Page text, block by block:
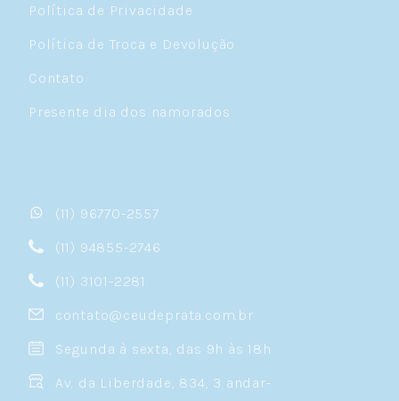
Política de Privacidade
Política de Troca e Devolução
Contato
Presente dia dos namorados
(11) 96770-2557
(11) 94855-2746
(11) 3101-2281
contato@ceudeprata.com.br
Segunda à sexta, das 9h às 18h
Av. da Liberdade, 834, 3 andar-